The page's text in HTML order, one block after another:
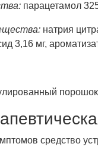
парацетамол
натрия
3,16 мг,
порошок
средство